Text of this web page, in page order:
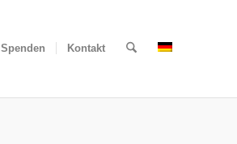
Spenden Kontakt